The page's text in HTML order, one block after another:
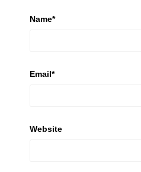
Name*
Email*
Website